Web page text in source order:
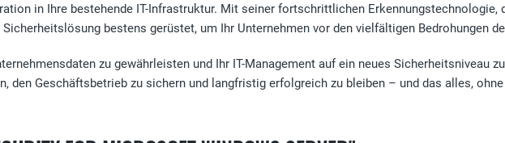
in Ihre bestehende IT-Infrastruktur. Mit seiner fortschrittlichen Erkennungstechnologie,
bestens gerüstet, um Ihr Unternehmen vor den vielfältigen Bedrohungen
zu gewährleisten und Ihr IT-Management auf ein neues Sicherheitsniveau
den Geschäftsbetrieb zu sichern und langfristig erfolgreich zu bleiben – und das alles,